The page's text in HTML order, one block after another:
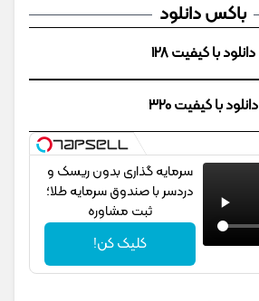
باکس دانلود
دانلود با کیفیت 128
دانلود با کیفیت 320
سرمایه گذاری بدون ریسک و
دردسر با صندوق سرمایه طلا؛
ثبت مشاوره
کلیک کن!